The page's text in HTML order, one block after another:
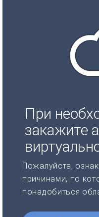
При
закажите
Пожалуйста,
причинами, по
понадобиться